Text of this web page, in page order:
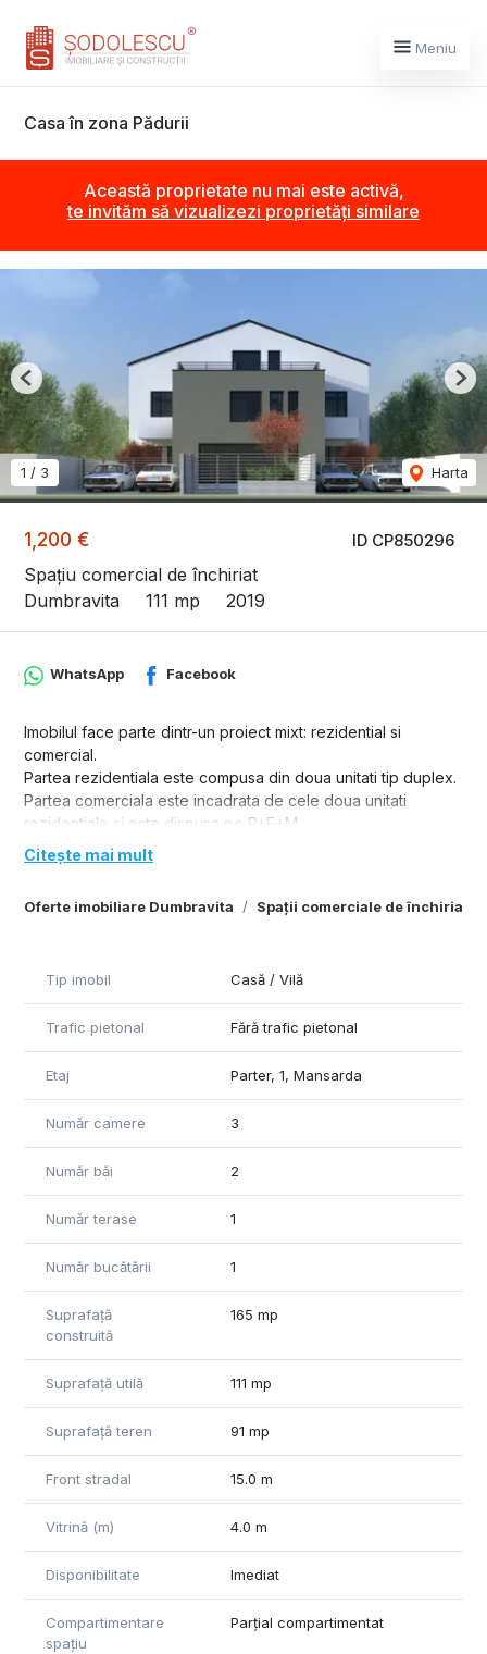
Meniu
Casa în zona Pădurii
Această proprietate nu mai este activă,
te invităm să vizualizezi proprietăți similare
ID CP850296
1,200 €
Spațiu comercial de închiriat
Dumbravita
111 mp 2019
1 / 3 Harta
Previous
Oferte imobiliare Dumbravita Spații comerciale de închiriat
WhatsApp Facebook
Imobilul face parte dintr-un proiect mixt: rezidential si
comercial.
Partea rezidentiala este compusa din doua unitati tip duplex.
Partea comerciala este incadrata de cele doua unitati
rezidentiale si este dispusa pe P+E+M.
Atat la parter cat si la etaj exista cate un spatiu de servicii si
un grup sanitar.
terasa generoasa(22mp) cu vedere spre strada.
Citește mai mult
Tip imobil Casă / Vilă
Trafic pietonal Fără trafic pietonal
Etaj Parter, 1, Mansarda
Număr camere 3
Număr băi 2
Număr terase 1
Număr bucătării 1
Suprafață
construită
165 mp
Suprafață utilă 111 mp
Suprafață teren 91 mp
Front stradal 15.0 m
Vitrină (m) 4.0 m
Disponibilitate Imediat
Compartimentare
spațiu
Parțial compartimentat